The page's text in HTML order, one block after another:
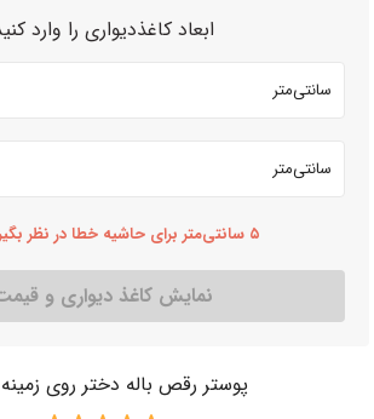
ابعاد کاغذدیواری را وارد
سانتی‌متر
سانتی‌متر
۵ سانتی‌متر برای حاشیه خطا در نظر بگیرید.
نمایش کاغذ دیواری و
پوستر رقص باله دختر روی زمینه